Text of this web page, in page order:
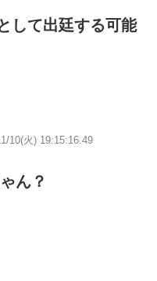
して出廷する可能
10(火) 19:15:16.49
ん？